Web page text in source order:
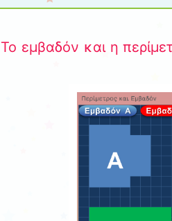
Το εμβαδόν και η